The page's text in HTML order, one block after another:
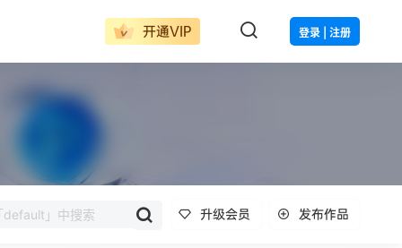
开通VIP 登录 | 注册
升级会员 发布作品